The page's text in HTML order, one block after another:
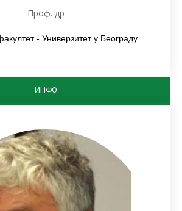
Проф. др
- Универзитет у Београду
ИНФО